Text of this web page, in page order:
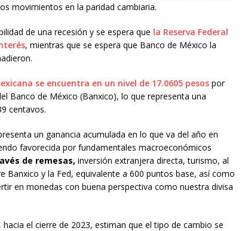
movimientos en la paridad cambiaria.
de una recesión y se espera que la Reserva Federal
, mientras que se espera que Banco de México la
se encuentra en un nivel de 17.0605 pesos por
Banco de México (Banxico), lo que representa una
centavos.
un ganancia acumulada en lo que va del año en
favorecida por fundamentales macroeconómicos
de remesas, inversión extranjera directa, turismo, al
Banxico y la Fed, equivalente a 600 puntos base, así como
en monedas con buena perspectiva como nuestra divisa
el cierre de 2023, estiman que el tipo de cambio se